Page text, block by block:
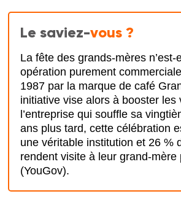
Le saviez-vous ?
La fête des grands-mères n’est-
opération purement
1987 par la marque de café
initiative vise alors à booster les
l’entreprise qui souffle sa
ans plus tard, cette célébration
une véritable institution et 26 %
rendent visite à leur grand-mère
(YouGov).